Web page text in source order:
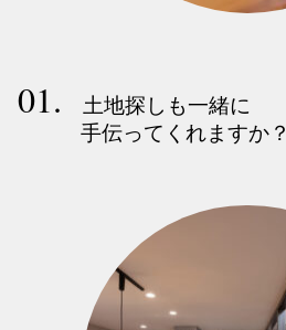
01.
土地探しも一緒に
手伝ってくれますか？